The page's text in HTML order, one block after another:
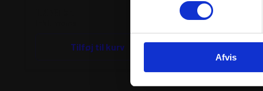
Afvis
Tilføj til kurv
1.226kr.
inkl. moms